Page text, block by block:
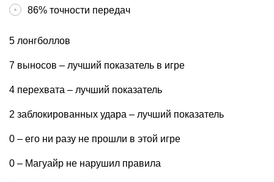
86% точности передач
5 лонгболлов
7 выносов – лучший показатель в игре
4 перехвата – лучший показатель
2 заблокированных удара – лучший показатель
0 – его ни разу не прошли в этой игре
0 – Магуайр не нарушил правила